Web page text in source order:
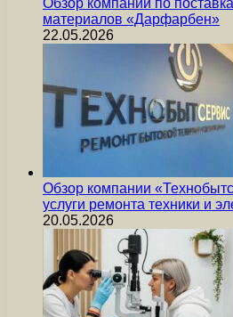
Обзор компании по
материалов «Дарфарбен»
22.05.2026
Обзор компании
услуги ремонта техники и
20.05.2026